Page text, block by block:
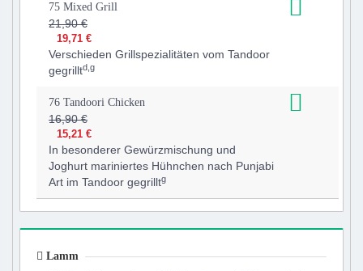
75 Mixed Grill
21,90 €
19,71 €
Verschieden Grillspezialitäten vom Tandoor
gegrilltd,g
76 Tandoori Chicken
16,90 €
15,21 €
In besonderer Gewürzmischung und
Joghurt mariniertes Hühnchen nach Punjabi
Art im Tandoor gegrilltg
Lamm